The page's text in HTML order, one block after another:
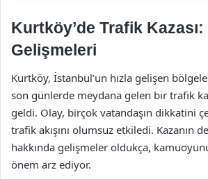
Kurtköy’de Trafik
Gelişmeleri
Kurtköy, İstanbul’un hızla gelişen
son günlerde meydana gelen bir trafik
geldi. Olay, birçok vatandaşın dikkatini
trafik akışını olumsuz etkiledi. Kazanın
hakkında gelişmeler oldukça,
önem arz ediyor.